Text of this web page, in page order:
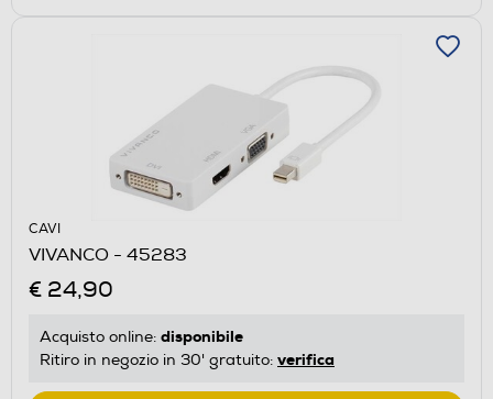
CAVI
VIVANCO - 45283
€ 24,90
Acquisto online: disponibile
Ritiro in negozio in 30' gratuito: verifica